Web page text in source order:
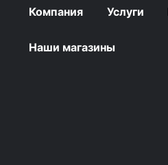
Компания Услуги
Наши магазины